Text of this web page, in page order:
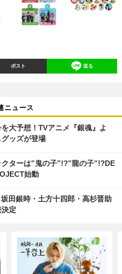
ポスト 送る
ニュース
大予想！TVアニメ『銀魂』よ
ッズが登場
ターは”鬼の子”!?”龍の子”!?DE
始動
田銀時・土方十四郎・高杉晋助
定